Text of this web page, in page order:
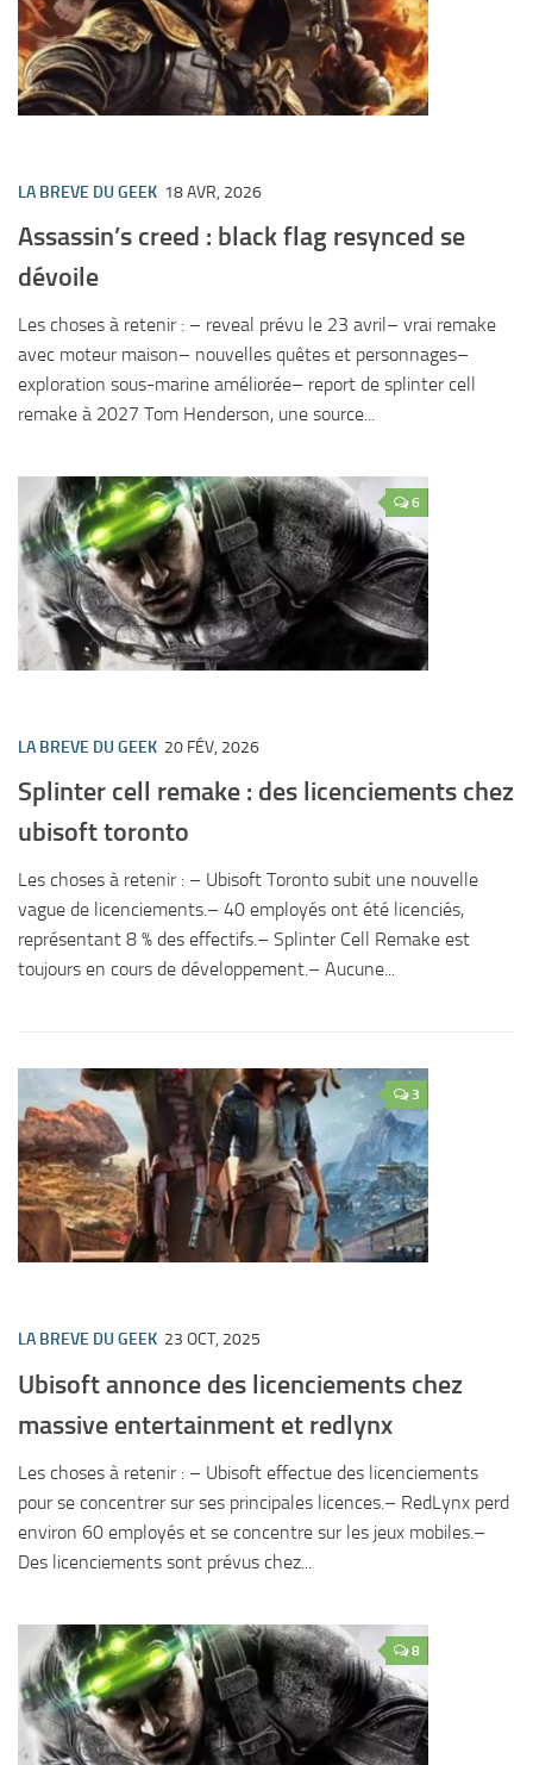
LA BREVE DU GEEK 18 AVR, 2026
Assassin’s creed : black flag resynced se
dévoile
Les choses à retenir : – reveal prévu le 23 avril– vrai remake
avec moteur maison– nouvelles quêtes et personnages–
exploration sous-marine améliorée– report de splinter cell
remake à 2027 Tom Henderson, une source...
6
LA BREVE DU GEEK 20 FÉV, 2026
Splinter cell remake : des licenciements chez
ubisoft toronto
Les choses à retenir : – Ubisoft Toronto subit une nouvelle
vague de licenciements.– 40 employés ont été licenciés,
représentant 8 % des effectifs.– Splinter Cell Remake est
toujours en cours de développement.– Aucune...
3
LA BREVE DU GEEK 23 OCT, 2025
Ubisoft annonce des licenciements chez
massive entertainment et redlynx
Les choses à retenir : – Ubisoft effectue des licenciements
pour se concentrer sur ses principales licences.– RedLynx perd
environ 60 employés et se concentre sur les jeux mobiles.–
Des licenciements sont prévus chez...
8